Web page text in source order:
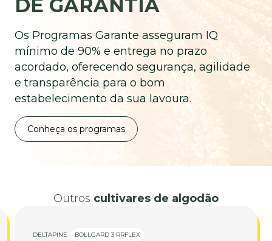
DE GARANTIA
Os Programas Garante asseguram IQ
mínimo de 90% e entrega no prazo
acordado, oferecendo segurança, agilidade
e transparência para o bom
estabelecimento da sua lavoura.
Conheça os programas
Outros cultivares de algodão
DELTAPINE BOLLGARD 3 RRFLEX